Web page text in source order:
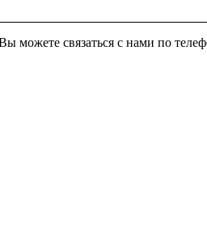
можете связаться с нами по